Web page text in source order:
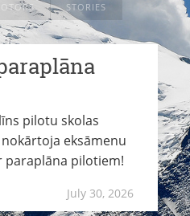
STORIES
pilotu skolas
eksāmenu
paraplāna pilotiem!
July 30, 2026